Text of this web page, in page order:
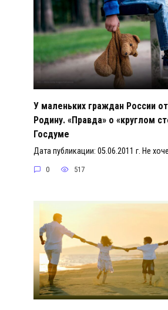
У маленьких граждан России
Родину. «Правда» о «круглом
Госдуме
Дата публикации: 05.06.2011 г. Не
0 517